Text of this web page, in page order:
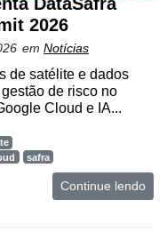
2026
em Notícias
de satélite e dados
de risco no
Cloud e IA...
safra
Continue lendo